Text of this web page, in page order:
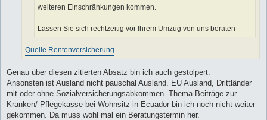
weiteren Einschränkungen kommen.
Lassen Sie sich rechtzeitig vor Ihrem Umzug von uns beraten
Quelle Rentenversicherung
Genau über diesen zitierten Absatz bin ich auch gestolpert.
Ansonsten ist Ausland nicht pauschal Ausland. EU Ausland, Drittländer
mit oder ohne Sozialversicherungsabkommen. Thema Beiträge zur
Kranken/ Pflegekasse bei Wohnsitz in Ecuador bin ich noch nicht weiter
gekommen. Da muss wohl mal ein Beratungstermin her.